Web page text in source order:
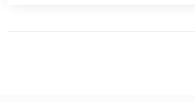
расскажем, как не попасть впросак с